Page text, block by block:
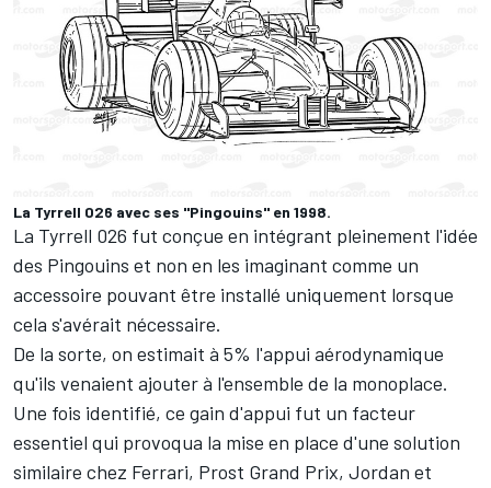
La Tyrrell 026 avec ses "Pingouins" en 1998.
La Tyrrell 026 fut conçue en intégrant pleinement l'idée
des Pingouins et non en les imaginant comme un
accessoire pouvant être installé uniquement lorsque
cela s'avérait nécessaire.
De la sorte, on estimait à 5% l'appui aérodynamique
qu'ils venaient ajouter à l'ensemble de la monoplace.
Une fois identifié, ce gain d'appui fut un facteur
essentiel qui provoqua la mise en place d'une solution
similaire chez Ferrari, Prost Grand Prix, Jordan et